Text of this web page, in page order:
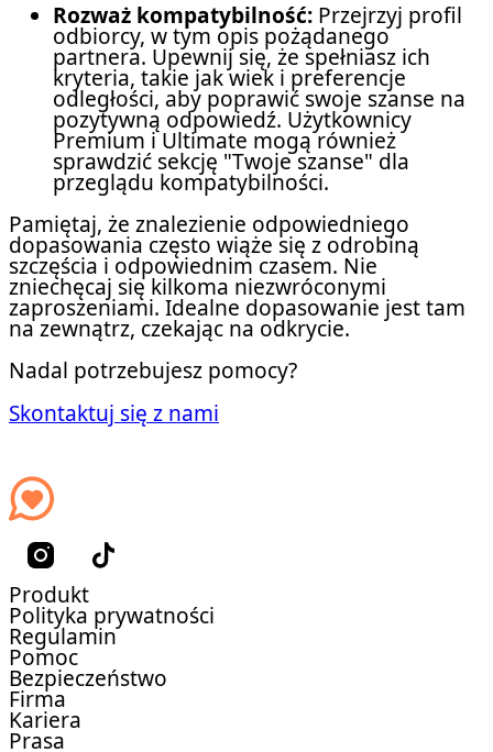
Rozważ kompatybilność: Przejrzyj profil
odbiorcy, w tym opis pożądanego
partnera. Upewnij się, że spełniasz ich
kryteria, takie jak wiek i preferencje
odległości, aby poprawić swoje szanse na
pozytywną odpowiedź. Użytkownicy
Premium i Ultimate mogą również
sprawdzić sekcję "Twoje szanse" dla
przeglądu kompatybilności.
Pamiętaj, że znalezienie odpowiedniego
dopasowania często wiąże się z odrobiną
szczęścia i odpowiednim czasem. Nie
zniechęcaj się kilkoma niezwróconymi
zaproszeniami. Idealne dopasowanie jest tam
na zewnątrz, czekając na odkrycie.
Nadal potrzebujesz pomocy?
Skontaktuj się z nami
Produkt
Polityka prywatności
Regulamin
Pomoc
Bezpieczeństwo
Firma
Kariera
Prasa